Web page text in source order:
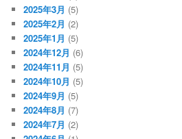
2025年3月 (5)
2025年2月 (2)
2025年1月 (5)
2024年12月 (6)
2024年11月 (5)
2024年10月 (5)
2024年9月 (5)
2024年8月 (7)
2024年7月 (2)